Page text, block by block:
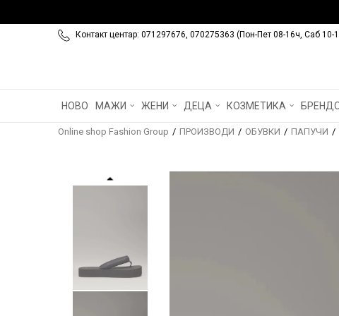
Контакт центар: 071297676, 070275363 (Пон-Пет 08-16ч, Саб 10-
НОВО МАЖИ ЖЕНИ ДЕЦА КОЗМЕТИКА
Online shop Fashion Group ПРОИЗВОДИ ОБУВКИ ПАПУЧИ